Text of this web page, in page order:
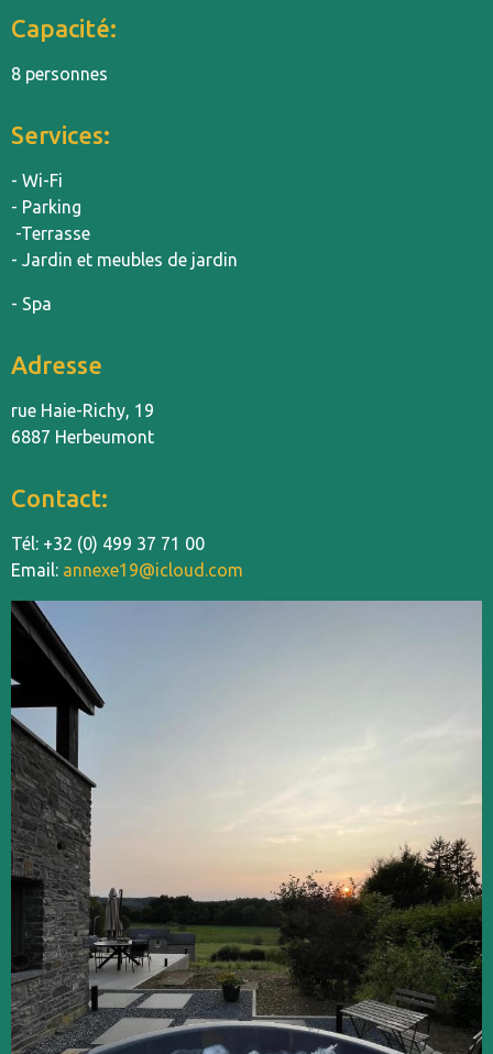
Capacité:
8 personnes
Services:
- Wi-Fi
- Parking
-Terrasse
- Jardin et meubles de jardin
- Spa
Adresse
rue Haie-Richy, 19
6887 Herbeumont
Contact:
Tél: +32 (0) 499 37 71 00
Email: annexe19@icloud.com